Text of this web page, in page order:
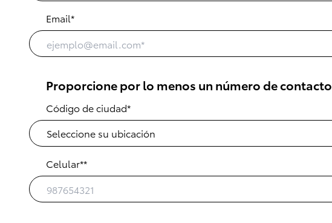
Email*
Proporcione por lo menos un número de contacto
Código de ciudad*
Celular**